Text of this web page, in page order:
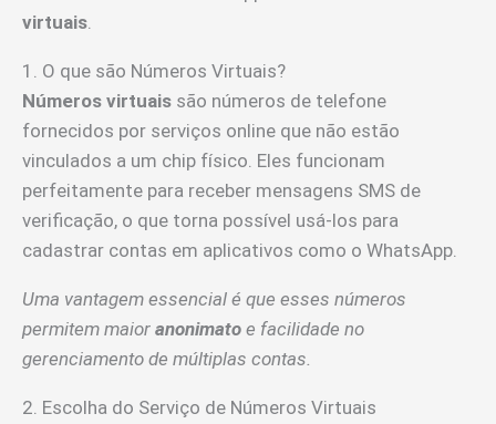
virtuais.
1. O que são Números Virtuais?
Números virtuais são números de telefone
fornecidos por serviços online que não estão
vinculados a um chip físico. Eles funcionam
perfeitamente para receber mensagens SMS de
verificação, o que torna possível usá-los para
cadastrar contas em aplicativos como o WhatsApp.
Uma vantagem essencial é que esses números
permitem maior anonimato e facilidade no
gerenciamento de múltiplas contas.
2. Escolha do Serviço de Números Virtuais